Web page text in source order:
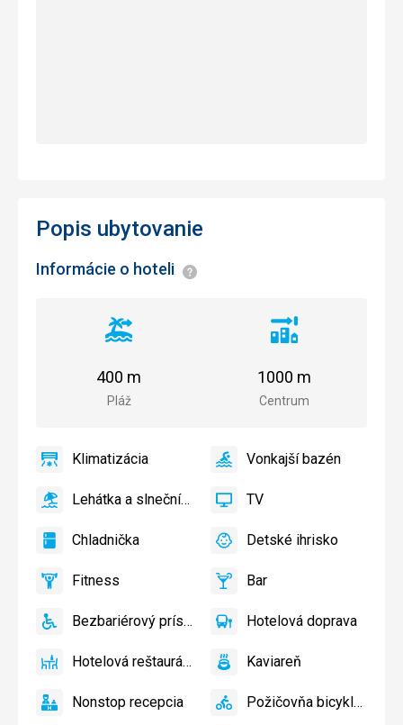
Popis ubytovanie
Informácie o hoteli Informácie
Vzdialenosť
pláže
Pláž
400 m
Vzdialenosť
centra
Centrum
1000 m
Klimatizácia
Klimatizácia
áno
VonkajšíVonkajší bazén
áno
Lehátka
slnečníky
bazéne
Lehátka a slnečníky pri bazéne zadarmo
áno TV TV
áno
Chladnička
Chladnička
áno
Detské
Detský
Detské ihrisko
áno
FitnessFitness
áno Bar Bar
áno
Bezbariérový
Bezbariérový prístup
áno
HotelováHotelová doprava
áno
Hotelová
Hotelová reštaurácia
áno KaviareňKaviareň
áno
NonstopNonstop recepcia
áno
Požičovňa
Požičovňa bicyklov
áno